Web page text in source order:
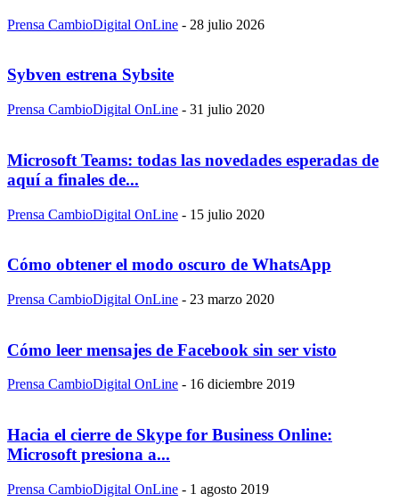
Prensa CambioDigital OnLine - 28 julio 2026
Sybven estrena Sybsite
Prensa CambioDigital OnLine - 31 julio 2020
Microsoft Teams: todas las novedades esperadas de
aquí a finales de...
Prensa CambioDigital OnLine - 15 julio 2020
Cómo obtener el modo oscuro de WhatsApp
Prensa CambioDigital OnLine - 23 marzo 2020
Cómo leer mensajes de Facebook sin ser visto
Prensa CambioDigital OnLine - 16 diciembre 2019
Hacia el cierre de Skype for Business Online:
Microsoft presiona a...
Prensa CambioDigital OnLine - 1 agosto 2019